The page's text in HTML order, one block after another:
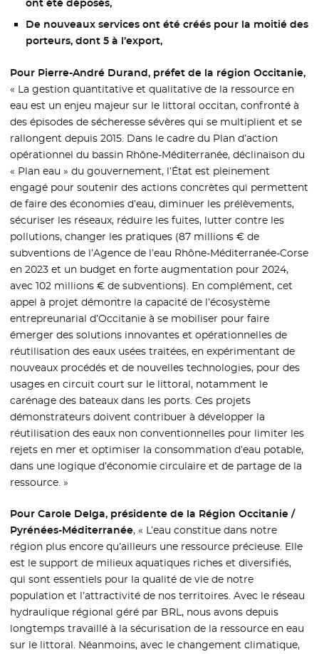
ont été déposés,
De nouveaux services ont été créés pour la moitié des
porteurs, dont 5 à l’export,
Pour Pierre-André Durand, préfet de la région Occitanie,
« La gestion quantitative et qualitative de la ressource en
eau est un enjeu majeur sur le littoral occitan, confronté à
des épisodes de sécheresse sévères qui se multiplient et se
rallongent depuis 2015. Dans le cadre du Plan d’action
opérationnel du bassin Rhône-Méditerranée, déclinaison du
« Plan eau » du gouvernement, l’État est pleinement
engagé pour soutenir des actions concrètes qui permettent
de faire des économies d’eau, diminuer les prélèvements,
sécuriser les réseaux, réduire les fuites, lutter contre les
pollutions, changer les pratiques (87 millions € de
subventions de l’Agence de l’eau Rhône-Méditerranée-Corse
en 2023 et un budget en forte augmentation pour 2024,
avec 102 millions € de subventions). En complément, cet
appel à projet démontre la capacité de l’écosystème
entrepreunarial d’Occitanie à se mobiliser pour faire
émerger des solutions innovantes et opérationnelles de
réutilisation des eaux usées traitées, en expérimentant de
nouveaux procédés et de nouvelles technologies, pour des
usages en circuit court sur le littoral, notamment le
carénage des bateaux dans les ports. Ces projets
démonstrateurs doivent contribuer à développer la
réutilisation des eaux non conventionnelles pour limiter les
rejets en mer et optimiser la consommation d’eau potable,
dans une logique d’économie circulaire et de partage de la
ressource. »
Pour Carole Delga, présidente de la Région Occitanie /
Pyrénées-Méditerranée, « L’eau constitue dans notre
région plus encore qu’ailleurs une ressource précieuse. Elle
est le support de milieux aquatiques riches et diversifiés,
qui sont essentiels pour la qualité de vie de notre
population et l’attractivité de nos territoires. Avec le réseau
hydraulique régional géré par BRL, nous avons depuis
longtemps travaillé à la sécurisation de la ressource en eau
sur le littoral. Néanmoins, avec le changement climatique,